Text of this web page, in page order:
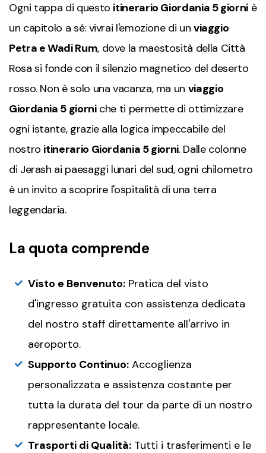
Ogni tappa di questo itinerario Giordania 5 giorni è
un capitolo a sé: vivrai l'emozione di un viaggio
Petra e Wadi Rum, dove la maestosità della Città
Rosa si fonde con il silenzio magnetico del deserto
rosso. Non è solo una vacanza, ma un viaggio
Giordania 5 giorniche ti permette di ottimizzare
ogni istante, grazie alla logica impeccabile del
nostro itinerario Giordania 5 giorni. Dalle colonne
di Jerash ai paesaggi lunari del sud, ogni chilometro
è un invito a scoprire l'ospitalità di una terra
leggendaria.
La quota comprende
Visto e Benvenuto: Pratica del visto
d'ingresso gratuita con assistenza dedicata
del nostro staff direttamente all'arrivo in
aeroporto.
Supporto Continuo: Accoglienza
personalizzata e assistenza costante per
tutta la durata del tour da parte di un nostro
rappresentante locale.
Trasporti di Qualità: Tutti i trasferimenti e le